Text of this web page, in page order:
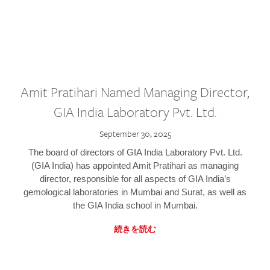
Amit Pratihari Named Managing Director,
GIA India Laboratory Pvt. Ltd.
September 30, 2025
The board of directors of GIA India Laboratory Pvt. Ltd.
(GIA India) has appointed Amit Pratihari as managing
director, responsible for all aspects of GIA India’s
gemological laboratories in Mumbai and Surat, as well as
the GIA India school in Mumbai.
続きを読む